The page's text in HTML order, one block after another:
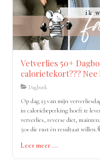
Vetverlies 50+
calorietekort??? Nee
Dagboek
Op dag 23 van mijn
in caloriebeperking hoeft te
vetverlies, reverse diet,
50+ die rust én resultaat
Lees meer ...